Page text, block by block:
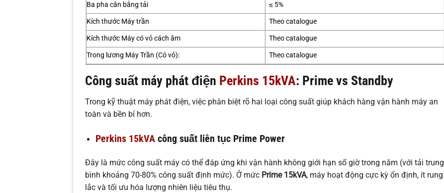
Ba pha cân bằng tải
≤ 5%
Kích thước Máy trần
Theo catalogue
Kích thước Máy có vỏ cách âm
Theo catalogue
Trong lương Máy Trần (Có vỏ):
Theo catalogue
Công suất máy phát điện Perkins 15kVA: Prime vs Standby
Trong kỹ thuật máy phát điện, việc phân biệt rõ hai loại công suất giúp khách hàng vận hành máy an
toàn và bền bỉ hơn.
Perkins 15kVAcông suất liên tục Prime Power
Đây là mức công suất máy có thể đáp ứng khi vận hành không giới hạn số giờ trong năm (với tải trung
bình khoảng 70-80% công suất định mức). Ở mức Prime 15kVA, máy hoạt động cực kỳ ổn định, ít rung
lắc và tối ưu hóa lượng nhiên liệu tiêu thụ.